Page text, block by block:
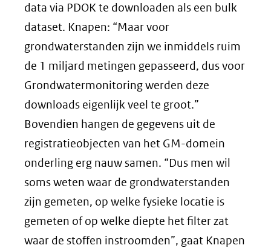
data via PDOK te downloaden als een bulk
dataset. Knapen: “Maar voor
grondwaterstanden zijn we inmiddels ruim
de 1 miljard metingen gepasseerd, dus voor
Grondwatermonitoring werden deze
downloads eigenlijk veel te groot.”
Bovendien hangen de gegevens uit de
registratieobjecten van het GM-domein
onderling erg nauw samen. “Dus men wil
soms weten waar de grondwaterstanden
zijn gemeten, op welke fysieke locatie is
gemeten of op welke diepte het filter zat
waar de stoffen instroomden”, gaat Knapen